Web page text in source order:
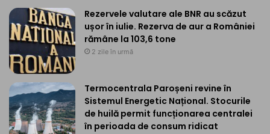
Rezervele valutare ale BNR au scăzut
ușor în iulie. Rezerva de aur a României
rămâne la 103,6 tone
2 zile în urmă
Termocentrala Paroșeni revine în
Sistemul Energetic Național. Stocurile
de huilă permit funcționarea centralei
în perioada de consum ridicat